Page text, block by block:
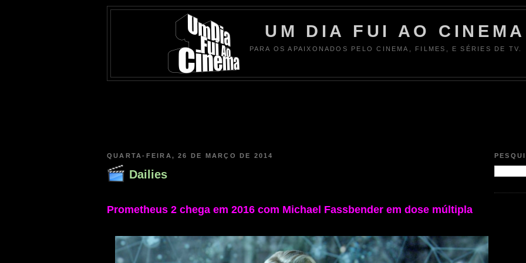
UM DIA FUI AO CINEMA
PARA OS APAIXONADOS PELO CINEMA, FILMES, E SÉRIES DE TV.
QUARTA-FEIRA, 26 DE MARÇO DE 2014
Dailies
Prometheus 2 chega em 2016 com Michael Fassbender em dose múltipla